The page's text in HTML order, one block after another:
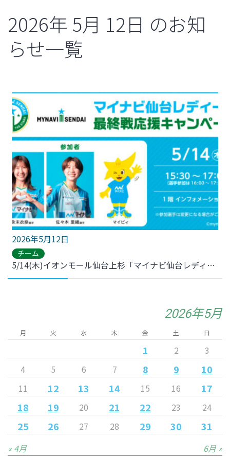
2026年 5月 12日 のお知
らせ一覧
2026年5月12日
チーム
5/14(木)イオンモール仙台上杉「マイナビ仙台レディースブース」 佐々木里緒、松永未衣奈 2選手とマイビィ参加のお知らせ
2026年5月
月 火 水 木 金 土 日
1 2
3
4
5 6 7 8 9 10
11 12 13 14 15 16
17
18
19 20 21 22 23 24
25 26 27 28 29 30 31
« 4月 6月 »